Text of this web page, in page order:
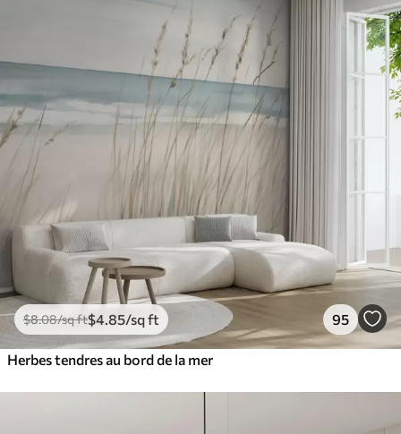
$8.08/sq ft$4 .85/sq ft 95
Herbes tendres au bord de la mer